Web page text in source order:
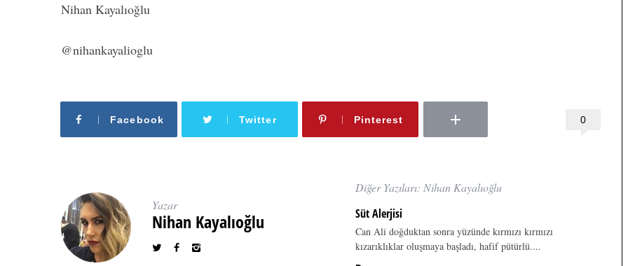
Nihan Kayalıoğlu
@nihankayalioglu
0
Facebook Twitter Pinterest
Yazar
Nihan Kayalıoğlu
Diğer Yazıları: Nihan Kayalıoğlu
Süt Alerjisi
Can Ali doğduktan sonra yüzünde kırmızı kırmızı
kızarıklıklar oluşmaya başladı, hafif pütürlü....